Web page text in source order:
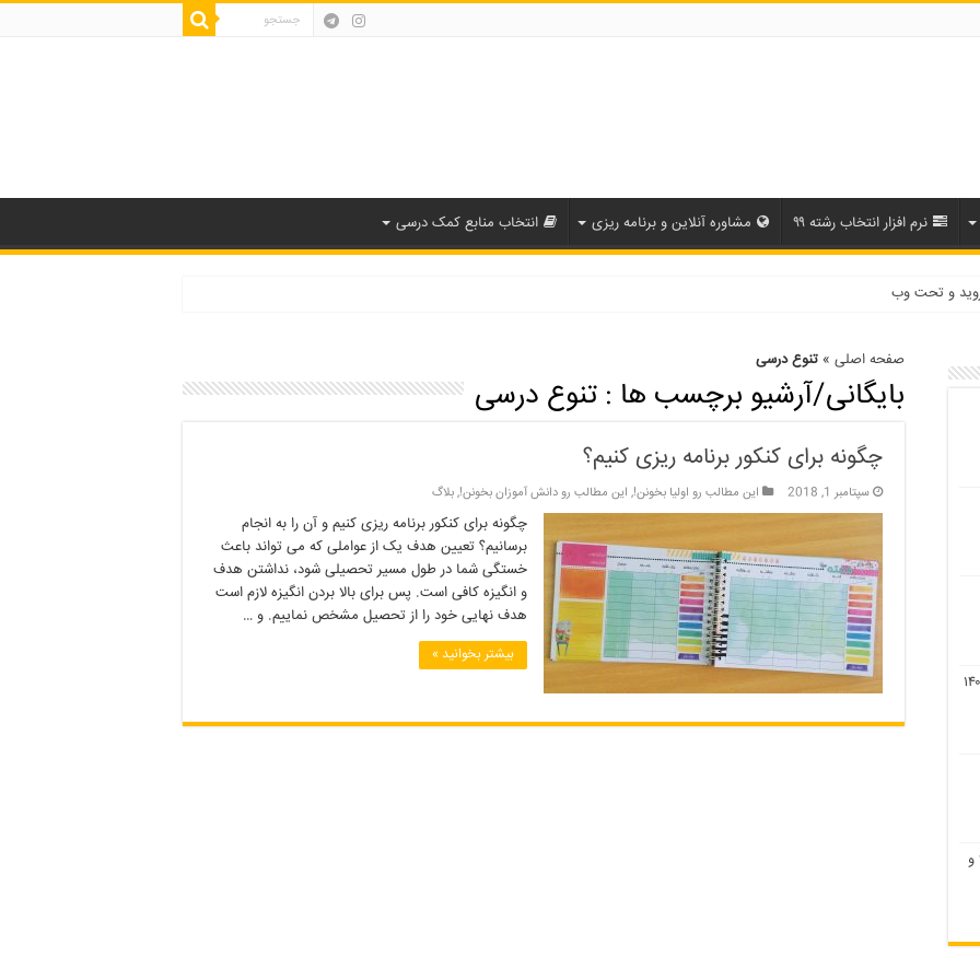
نرم افزار انتخاب رشته ۹۹ مشاوره آنلاین و برنامه ریزی انتخاب منابع کمک درسی
و تحت وب
صفحه اصلی » تنوع درسی
بایگانی/آرشیو برچسب ها : تنوع درسی
چگونه برای کنکور برنامه ریزی کنیم؟
سپتامبر 1, 2018 این مطالب رو اولیا بخونن!, این مطالب رو دانش آموزان بخونن!,بلاگ
چگونه برای کنکور برنامه ریزی کنیم و آن را به انجام
برسانیم؟ تعیین هدف یک از عواملی که می تواند باعث
خستگی شما در طول مسیر تحصیلی شود، نداشتن هدف
و انگیزه کافی است. پس برای بالا بردن انگیزه لازم است
هدف نهایی خود را از تحصیل مشخص نماییم. و …
بیشتر بخوانید »
لیست رشته های بدون کنکور ۹۹ و